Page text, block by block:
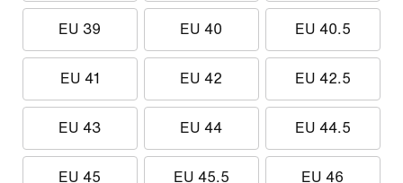
EU 39 EU 40 EU 40.5
EU 41 EU 42 EU 42.5
EU 43 EU 44 EU 44.5
EU 45 EU 45.5 EU 46